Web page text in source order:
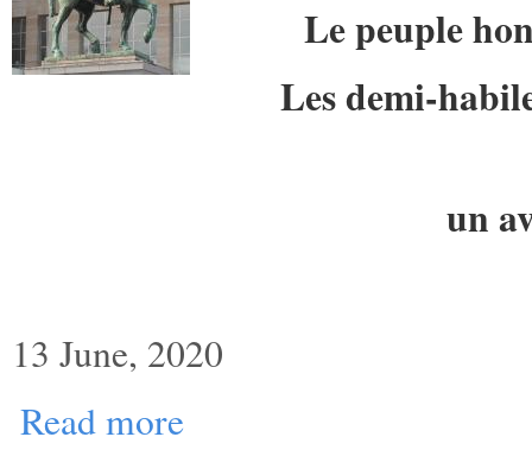
Le peuple
Les demi-
un
13 June, 2020
Read more